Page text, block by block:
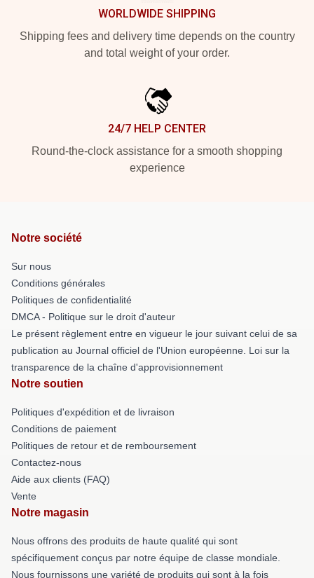
WORLDWIDE SHIPPING
Shipping fees and delivery time depends on the country
and total weight of your order.
24/7 HELP CENTER
Round-the-clock assistance for a smooth shopping
experience
Notre société
Sur nous
Conditions générales
Politiques de confidentialité
DMCA - Politique sur le droit d'auteur
Le présent règlement entre en vigueur le jour suivant celui de sa
publication au Journal officiel de l'Union européenne. Loi sur la
transparence de la chaîne d'approvisionnement
Notre soutien
Politiques d'expédition et de livraison
Conditions de paiement
Politiques de retour et de remboursement
Contactez-nous
Aide aux clients (FAQ)
Vente
Notre magasin
Nous offrons des produits de haute qualité qui sont
spécifiquement conçus par notre équipe de classe mondiale.
Nous fournissons une variété de produits qui sont à la fois